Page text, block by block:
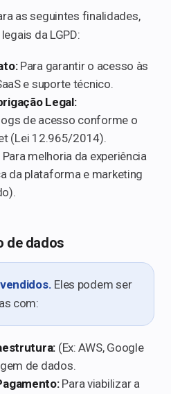
as seguintes finalidades,
da LGPD:
Para garantir o acesso às
e suporte técnico.
Legal:
de acesso conforme o
(Lei 12.965/2014).
Para melhoria da experiência
da plataforma e marketing
de dados
Eles podem ser
com:
(Ex: AWS, Google
de dados.
Para viabilizar a